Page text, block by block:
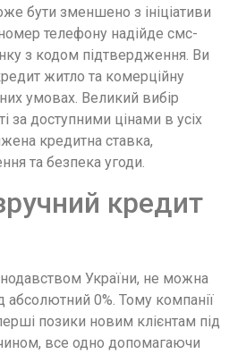
бути зменшено з ініціативи
телефону надійде смс-
з кодом підтвердження. Ви
житло та комерційну
умовах. Великий вибір
за доступними цінами в усіх
кредитна ставка,
та безпека угоди.
кредит
України, не можна
абсолютний 0%. Тому компанії
позики новим клієнтам під
все одно допомагаючи